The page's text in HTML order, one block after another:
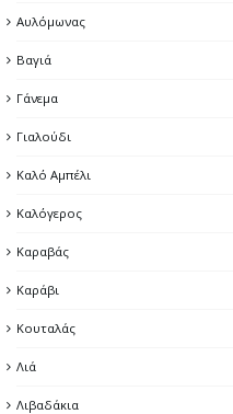
Αυλόμωνας
Βαγιά
Γάνεμα
Γιαλούδι
Καλό Αμπέλι
Καλόγερος
Καραβάς
Καράβι
Κουταλάς
Λιά
Λιβαδάκια